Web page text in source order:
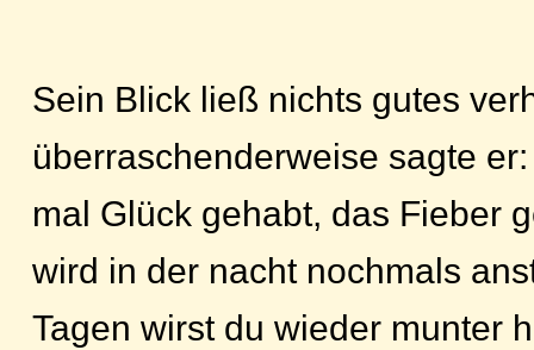
Sein Blick ließ nichts gutes
überraschenderweise sagte
mal Glück gehabt, das Fieber
wird in der nacht nochmals
Tagen wirst du wieder munter